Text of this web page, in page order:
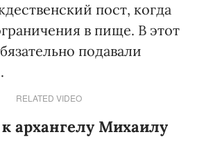
пост, когда
в пище. В этот
подавали
RELATED VIDEO
архангелу Михаилу